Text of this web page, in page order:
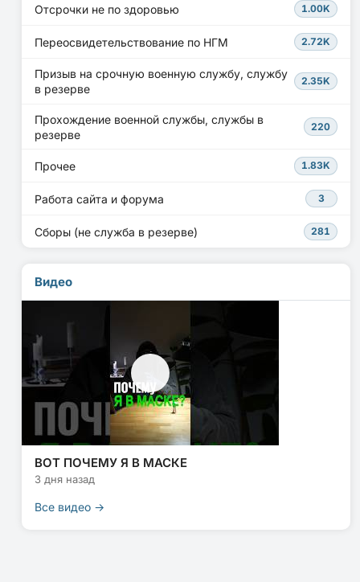
Отсрочки не по здоровью 1.00K
Переосвидетельствование по НГМ 2.72K
Призыв на срочную военную службу, службу
в резерве
2.35K
Прохождение военной службы, службы в
резерве
220
Прочее 1.83K
Работа сайта и форума 3
Сборы (не служба в резерве) 281
Видео
ВОТ ПОЧЕМУ Я В МАСКЕ
3 дня назад
Все видео →